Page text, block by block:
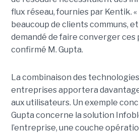
flux réseau, fournies par Kentik.
beaucoup de clients communs,
demandé de faire converger ces
confirmé M. Gupta.
La combinaison des
entreprises apportera
aux utilisateurs. Un exemple
Gupta concerne la solution
l’entreprise, une couche